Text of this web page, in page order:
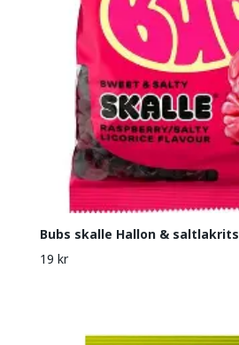
Bubs skalle Hallon & saltlakrits
19 kr